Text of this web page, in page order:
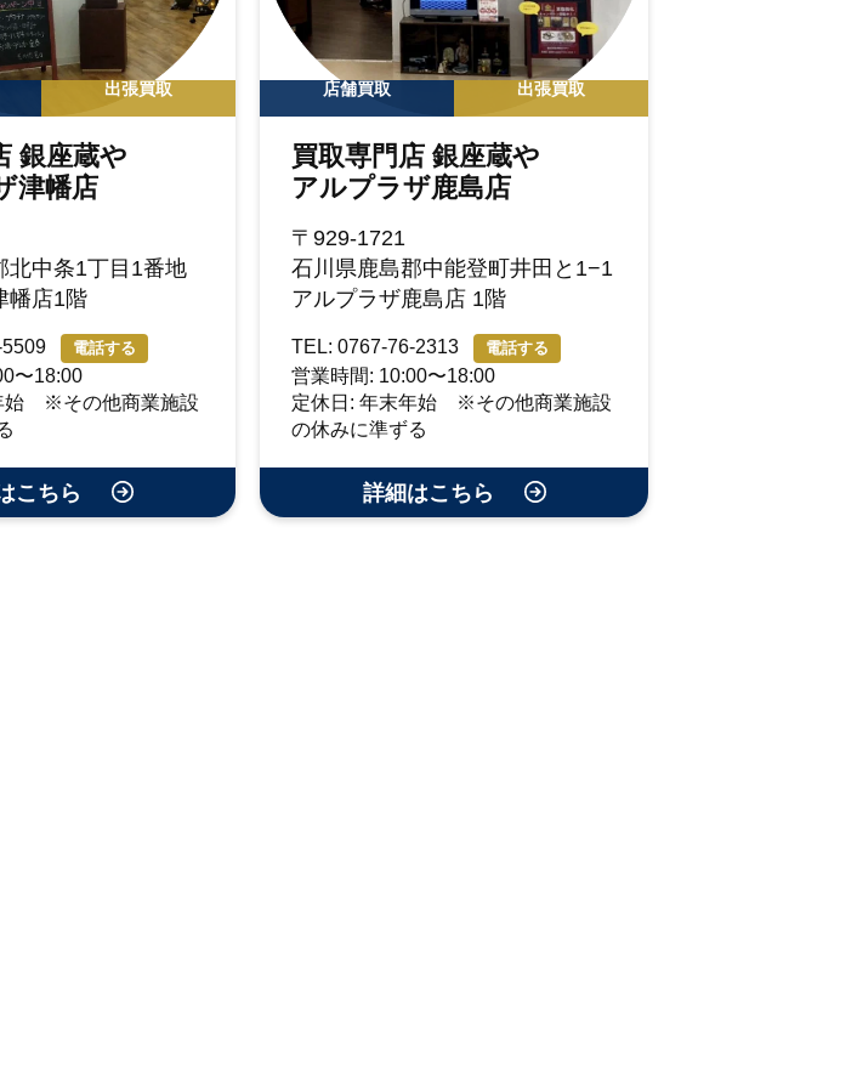
出張買取
銀座蔵や
津幡店
北中条1丁目1番地
幡店1階
電話する
〜18:00
始 ※その他商業施設
こちら
店舗買取 出張買取
買取専門店 銀座蔵や
アルプラザ鹿島店
〒929-1721
石川県鹿島郡中能登町井田と1−1
アルプラザ鹿島店 1階
TEL: 0767-76-2313 電話する
営業時間: 10:00〜18:00
定休日: 年末年始 ※その他商業施設
の休みに準ずる
詳細はこちら